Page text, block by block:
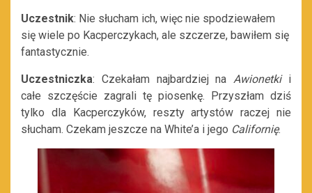
Uczestnik: Nie słucham ich, więc nie spodziewałem
się wiele po Kacperczykach, ale szczerze, bawiłem się
fantastycznie.
Uczestniczka: Czekałam najbardziej naAwionetkii
całe szczęście zagrali tę piosenkę. Przyszłam dziś
tylko dla Kacperczyków, reszty artystów raczej nie
słucham. Czekam jeszcze na White’a i jego Californię.